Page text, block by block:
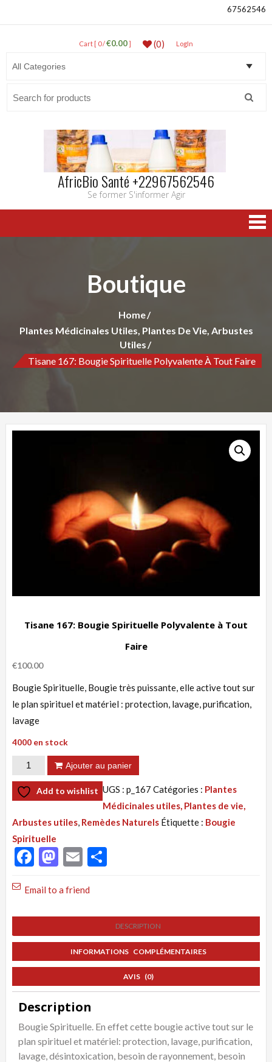
67562546
Cart [ 0 /€0.00] (0) LogIn
AfricBio Santé +22967562546
Se former S'informer Agir
Boutique
Home
Plantes Médicinales Utiles, Plantes De Vie, Arbustes
Utiles
Tisane 167: Bougie Spirituelle Polyvalente À Tout Faire
Tisane 167: Bougie Spirituelle Polyvalente à Tout
Faire
€100.00
Bougie Spirituelle, Bougie très puissante, elle active tout sur
le plan spirituel et matériel : protection, lavage, purification,
lavage
4000 en stock
quantité
de
Tisane
Bougie
Spirituelle
Polyvalente
Tout
Ajouter au panier
Add to wishlist UGS : p_167 Catégories : Plantes
Médicinales utiles, Plantes de vie,
Arbustes utiles, Remèdes Naturels Étiquette : Bougie
Spirituelle
Facebook
Mastodon
Email
Email to a friend
DESCRIPTION
INFORMATIONS COMPLÉMENTAIRES
AVIS (0)
Description
Bougie Spirituelle. En effet cette bougie active tout sur le
plan spirituel et matériel: protection, lavage, purification,
lavage, désintoxication, besoin de rayonnement, besoin